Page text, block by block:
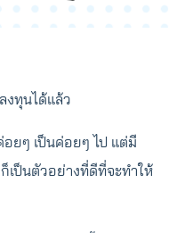
งทุนได้แล้ว
ยๆ เป็นค่อยๆ ไป แต่มี
ก็เป็นตัวอย่างที่ดีที่จะทำให้